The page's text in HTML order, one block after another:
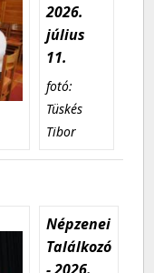
2026.
július
11.
fotó:
Tüskés
Tibor
Népzenei
Találkozó